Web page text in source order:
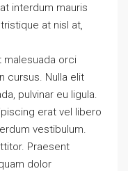
interdum mauris
at nisl at,
malesuada orci
cursus. Nulla elit
pulvinar eu ligula.
erat vel libero
vestibulum.
Praesent
dolor